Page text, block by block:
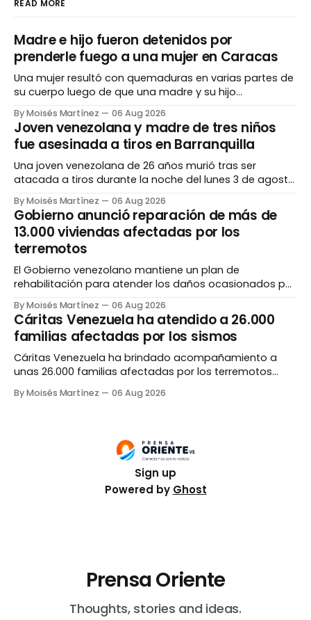
READ MORE
Madre e hijo fueron detenidos por
prenderle fuego a una mujer en Caracas
Una mujer resultó con quemaduras en varias partes de
su cuerpo luego de que una madre y su hijo
presuntamente la rociaran con combustible y le
prendieran fuego durante una discusión en una vía
pública de la parroquia Sucre, en Caracas. La víctima
fue auxiliada tras la agresión y trasladada
By Moisés Martínez 06 Aug 2026
Joven venezolana y madre de tres niños
fue asesinada a tiros en Barranquilla
Una joven venezolana de 26 años murió tras ser
atacada a tiros durante la noche del lunes 3 de agosto
en Barranquilla, Colombia. La víctima, identificada
como Orlimar Pimentel Quevedo, se encontraba en el
barrio Caribe Verde cuando, según las primeras
versiones conocidas por las autoridades, tuvo un
altercado con
By Moisés Martínez 06 Aug 2026
Gobierno anunció reparación de más de
13.000 viviendas afectadas por los
terremotos
El Gobierno venezolano mantiene un plan de
rehabilitación para atender los daños ocasionados por
los terremotos del pasado 24 de junio, que dejaron
más de 41.000 viviendas afectadas, según el último
balance oficial. La presidenta encargada, Delcy
Rodríguez, informó este miércoles 5 de agosto que
actualmente se ejecutan trabajos
By Moisés Martínez 06 Aug 2026
Cáritas Venezuela ha atendido a 26.000
familias afectadas por los sismos
Cáritas Venezuela ha brindado acompañamiento a
unas 26.000 familias afectadas por los terremotos
registrados el pasado 24 de junio, como parte de la
atención humanitaria desplegada tras la emergencia.
By Moisés Martínez 06 Aug 2026
Sign up
Powered by Ghost
Prensa Oriente
Thoughts, stories and ideas.